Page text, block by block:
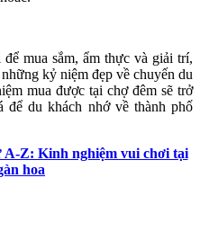
mua sắm, ẩm thực và giải trí,
kỷ niệm đẹp về chuyến du
mua được tại chợ đêm sẽ trở
du khách nhớ về thành phố
Z: Kinh nghiệm vui chơi tại
hoa